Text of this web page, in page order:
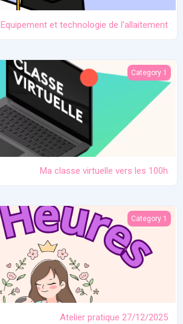
Equipement et technologie de l'allaitement
Ma classe virtuelle vers les 100h
Category 1
Ma classe virtuelle vers les 100h
Atelier pratique 27/12/2025
Category 1
Atelier pratique 27/12/2025